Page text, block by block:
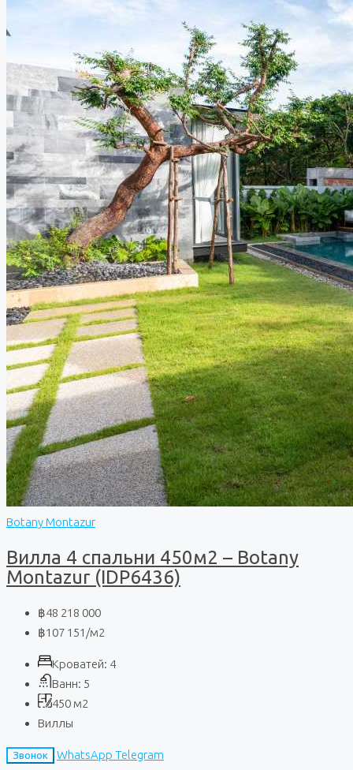
Botany Montazur
Вилла 4 спальни 450м2 – Botany
Montazur (IDP6436)
฿48 218 000
฿107 151 /м2
Кроватей: 4
Ванн: 5
450 м2
Виллы
Звонок WhatsApp Telegram